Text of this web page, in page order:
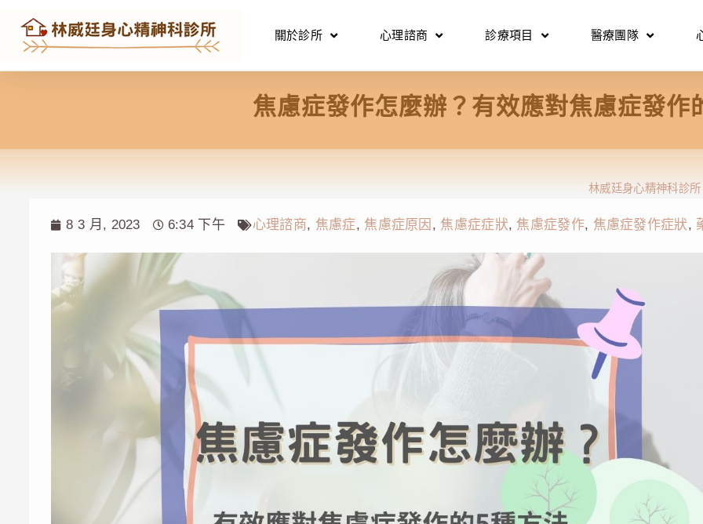
關於診所 心理諮商 診療項目 醫療團隊
焦慮症發作怎麼辦？有效應對焦慮症發作
林威廷身心精神科診所
8 3 月, 2023 6:34 下午 心理諮商, 焦慮症,焦慮症原因 ,焦慮症症狀,焦慮症發作, 焦慮症發作症狀,